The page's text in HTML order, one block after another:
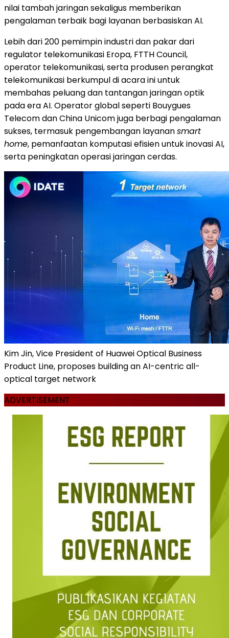
nilai tambah jaringan sekaligus memberikan
pengalaman terbaik bagi layanan berbasiskan AI.
Lebih dari 200 pemimpin industri dan pakar dari
regulator telekomunikasi Eropa, FTTH Council,
operator telekomunikasi, serta produsen perangkat
telekomunikasi berkumpul di acara ini untuk
membahas peluang dan tantangan jaringan optik
pada era AI. Operator global seperti Bouygues
Telecom dan China Unicom juga berbagi pengalaman
sukses, termasuk pengembangan layanansmart
home, pemanfaatan komputasi efisien untuk inovasi AI,
serta peningkatan operasi jaringan cerdas.
Kim Jin, Vice President of Huawei Optical Business
Product Line, proposes building an AI-centric all-
optical target network
ADVERTISEMENT